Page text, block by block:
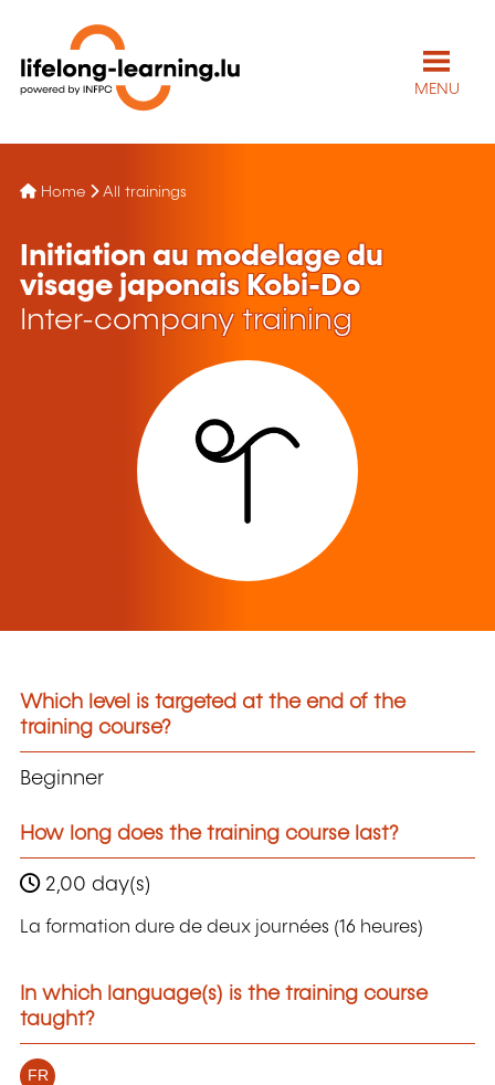
MENU
Home All trainings
Initiation au modelage du
visage japonais Kobi-Do
Inter-company training
Which level is targeted at the end of the
training course?
Beginner
How long does the training course last?
2,00 day(s)
La formation dure de deux journées (16 heures)
In which language(s) is the training course
taught?
FR